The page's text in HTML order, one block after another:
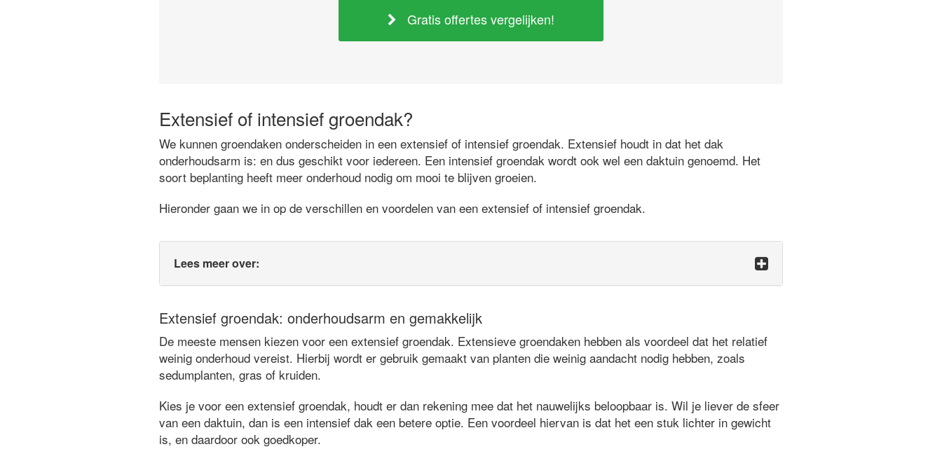
Gratis offertes vergelijken!
Extensief of intensief groendak?
We kunnen groendaken onderscheiden in een extensief of intensief groendak. Extensief houdt in dat het dak
onderhoudsarm is: en dus geschikt voor iedereen. Een intensief groendak wordt ook wel een daktuin genoemd. Het
soort beplanting heeft meer onderhoud nodig om mooi te blijven groeien.
Hieronder gaan we in op de verschillen en voordelen van een extensief of intensief groendak.
Lees meer over:
Extensief groendak: onderhoudsarm en gemakkelijk
De meeste mensen kiezen voor een extensief groendak. Extensieve groendaken hebben als voordeel dat het relatief
weinig onderhoud vereist. Hierbij wordt er gebruik gemaakt van planten die weinig aandacht nodig hebben, zoals
sedumplanten, gras of kruiden.
Kies je voor een extensief groendak, houdt er dan rekening mee dat het nauwelijks beloopbaar is. Wil je liever de sfeer
van een daktuin, dan is een intensief dak een betere optie. Een voordeel hiervan is dat het een stuk lichter in gewicht
is, en daardoor ook goedkoper.